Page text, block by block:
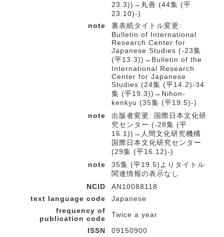
23.3))→丸善 (44集 (平
23.10)-)
note
裏表紙タイトル変更:
Bulletin of International
Research Center for
Japanese Studies (-23集
(平13.3))→Bulletin of the
International Research
Center for Japanese
Studies (24集 (平14.2)-34
集 (平19.3))→Nihon-
kenkyu (35集 (平19.5)-)
note
出版者変更: 国際日本文化研
究センター (-28集 (平
16.1))→人間文化研究機構
国際日本文化研究センター
(29集 (平16.12)-)
note
35集 (平19.5)よりタイトル
関連情報の表示なし
NCID
AN10088118
text language code
Japanese
frequency of
publication code
Twice a year
ISSN
09150900